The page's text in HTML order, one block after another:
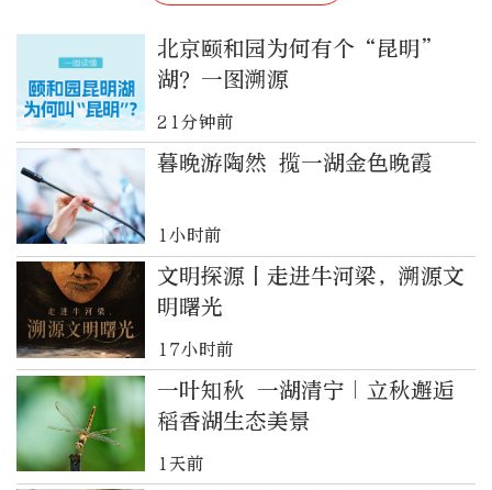
北京颐和园为何有个“昆明”
湖？一图溯源
21分钟前
暮晚游陶然 揽一湖金色晚霞
1小时前
文明探源丨走进牛河梁，溯源文
明曙光
17小时前
一叶知秋 一湖清宁｜立秋邂逅
稻香湖生态美景
1天前